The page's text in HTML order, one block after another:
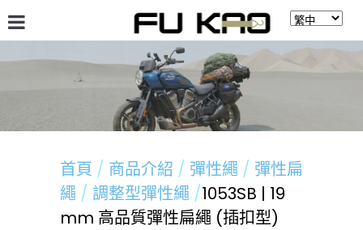
最新消息 留言板
首頁 商品介紹 彈性繩
彈性扁
繩
調整型彈性繩
1053SB | 19
mm 高品質彈性扁繩 (插扣型)